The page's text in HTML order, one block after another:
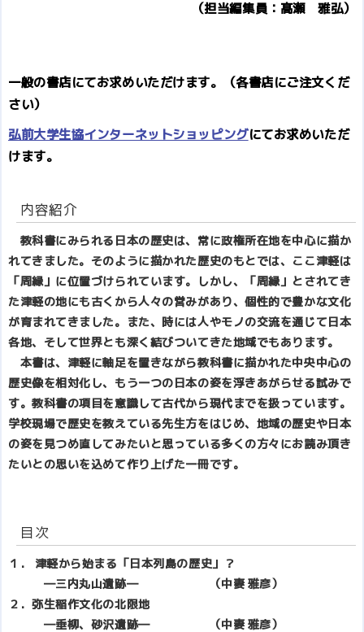
（担当編集員：髙瀬 雅弘）
一般の書店にてお求めいただけます。（各書店にご注文くだ
さい）
弘前大学生協インターネットショッピングにてお求めいただ
けます。
内容紹介
教科書にみられる日本の歴史は、常に政権所在地を中心に描か
れてきました。そのように描かれた歴史のもとでは、ここ津軽は
「周縁」に位置づけられています。しかし、「周縁」とされてき
た津軽の地にも古くから人々の営みがあり、個性的で豊かな文化
が育まれてきました。また、時には人やモノの交流を通じて日本
各地、そして世界とも深く結びついてきた地域でもあります。
本書は、津軽に軸足を置きながら教科書に描かれた中央中心の
歴史像を相対化し、もう一つの日本の姿を浮きあがらせる試みで
す。教科書の項目を意識して古代から現代までを扱っています。
学校現場で歴史を教えている先生方をはじめ、地域の歴史や日本
の姿を見つめ直してみたいと思っている多くの方々にお読み頂き
たいとの思いを込めて作り上げた一冊です。
目次
１． 津軽から始まる「日本列島の歴史」？
―三内丸山遺跡― （中妻 雅彦）
２．弥生稲作文化の北限地
―垂柳、砂沢遺跡― （中妻 雅彦）